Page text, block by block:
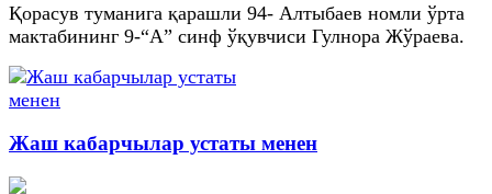
Қорасув туманига қарашли 94- Алтыбаев номли ўрта
мактабининг 9-“А” синф ўқувчиси Гулнора Жўраева.
Жаш кабарчылар устаты менен